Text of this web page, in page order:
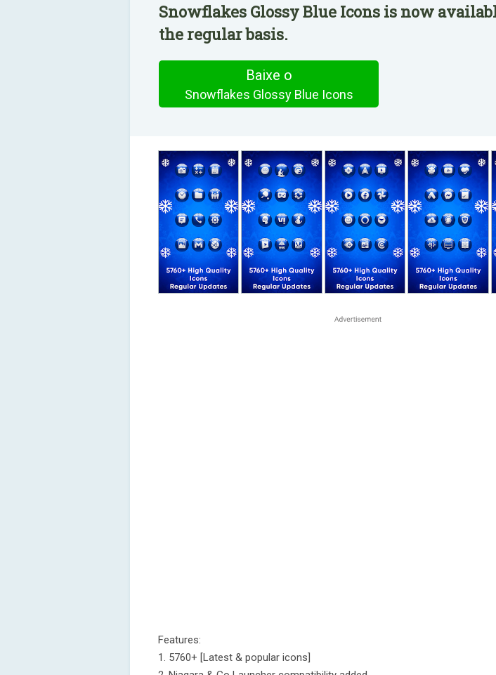
Snowflakes Glossy Blue Icons is now
the regular basis.
Baixe o
Snowflakes Glossy Blue Icons
Features:
1. 5760+ [Latest & popular icons]